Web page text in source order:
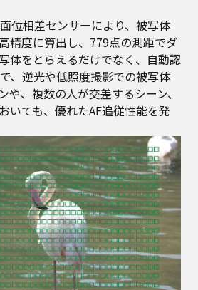
位相差センサーにより、被写体
精度に算出し、779点の測距でダ
体をとらえるだけでなく、自動認
、逆光や低照度撮影での被写体
や、複数の人が交差するシーン、
いても、優れたAF追従性能を発